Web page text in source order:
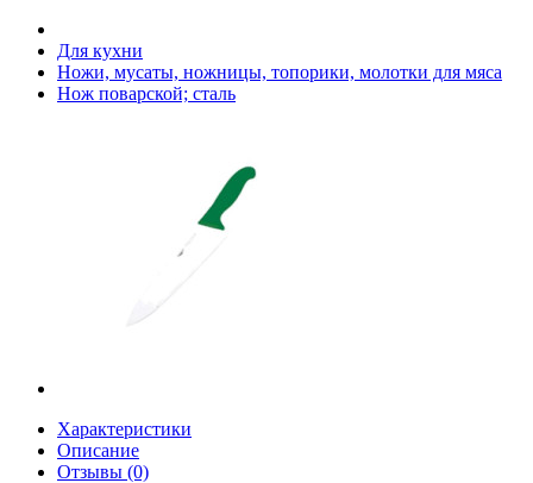
Для кухни
Ножи, мусаты, ножницы, топорики, молотки для мяса
Нож поварской; сталь
Характеристики
Описание
Отзывы (0)